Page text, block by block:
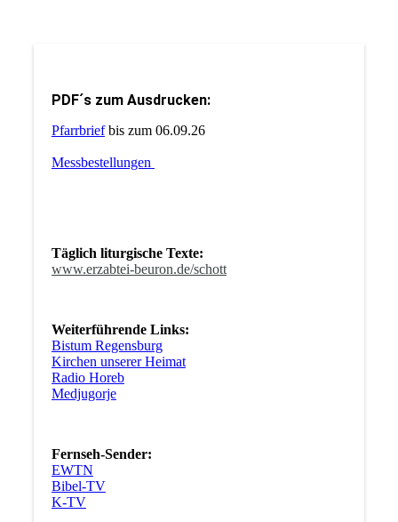
PDF´s zum Ausdrucken:
Pfarrbriefbis zum 06.09.26
Messbestellungen
Täglich liturgische Texte:
www.erzabtei-beuron.de/schott
Weiterführende Links:
Bistum Regensburg
Kirchen unserer Heimat
Radio Horeb
Medjugorje
Fernseh-Sender:
EWTN
Bibel-TV
K-TV